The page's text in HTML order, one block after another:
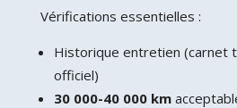
Vérifications essentielles :
Historique entretien (carnet
officiel)
30 000-40 000 km